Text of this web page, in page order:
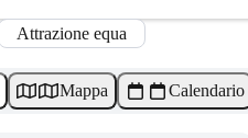
Attrazione equa
Mappa Calendario